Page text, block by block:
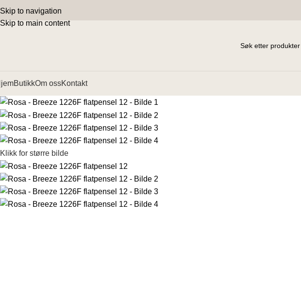
Skip to navigation
Skip to main content
ButikkOm ossKontakt
Klikk for større bilde